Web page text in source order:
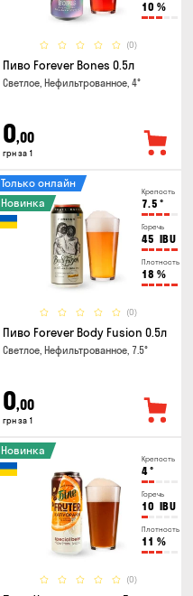
10 %
(0)
Пиво Forever Bones 0.5л
Светлое, Нефильтрованное, 4°
0,00
грн за 1
Крепость
7.5 °
Горечь
45 IBU
Плотность
18 %
(0)
Только онлайн
Новинка
Пиво Forever Body Fusion 0.5л
Светлое, Нефильтрованное, 7.5°
0,00
грн за 1
Крепость
4°
Горечь
10 IBU
Плотность
11 %
(0)
Новинка